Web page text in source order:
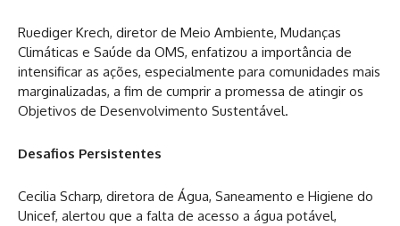
Ruediger Krech, diretor de Meio Ambiente, Mudanças
Climáticas e Saúde da OMS, enfatizou a importância de
intensificar as ações, especialmente para comunidades mais
marginalizadas, a fim de cumprir a promessa de atingir os
Objetivos de Desenvolvimento Sustentável.
Desafios Persistentes
Cecilia Scharp, diretora de Água, Saneamento e Higiene do
Unicef, alertou que a falta de acesso a água potável,